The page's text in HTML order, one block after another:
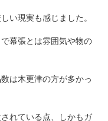
い現実も感じました。
幕張とは雰囲気や物の
は木更津の方が多かっ
れている点、しかもガ